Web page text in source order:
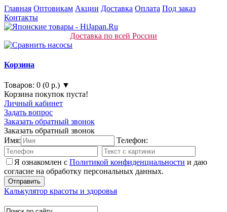
Главная Оптовикам Акции Доставка Оплата Под заказ
Контакты
Доставка по всей России
Корзина
Товаров: 0 (0 р.) ▼
Корзина покупок пуста!
Личный кабинет
Задать вопрос
Заказать обратный звонок
Заказать обратный звонок
Имя:
Телефон:
Я ознакомлен с Политикой конфиденциальности и даю
согласие на обработку персональных данных.
Калькулятор красоты и здоровья